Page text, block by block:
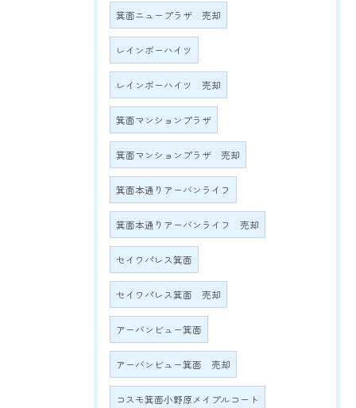
箕面ニュープラザ 売却
レインボーハイツ
レインボーハイツ 売却
箕面マンションプラザ
箕面マンションプラザ 売却
箕面本通りアーバンライフ
箕面本通りアーバンライフ 売却
セイワパレス箕面
セイワパレス箕面 売却
アーバンビュー箕面
アーバンビュー箕面 売却
コスモ箕面小野原メイプルコート